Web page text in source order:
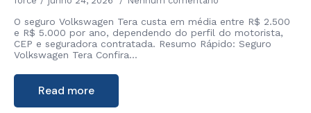
O seguro Volkswagen Tera custa em média entre R$ 2.500
e R$ 5.000 por ano, dependendo do perfil do motorista,
CEP e seguradora contratada. Resumo Rápido: Seguro
Volkswagen Tera Confira…
Read more